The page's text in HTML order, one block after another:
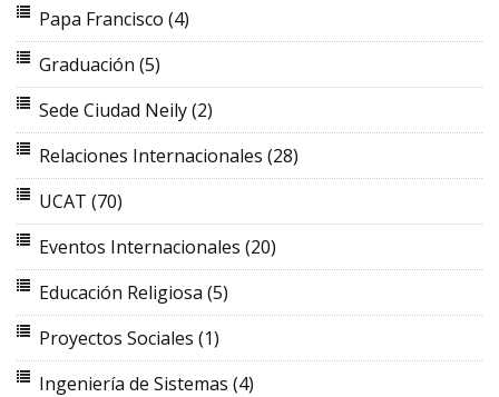
Papa Francisco (4)
Graduación (5)
Sede Ciudad Neily(2)
Relaciones Internacionales (28)
UCAT (70)
Eventos Internacionales (20)
Educación Religiosa (5)
Proyectos Sociales (1)
Ingeniería de Sistemas (4)